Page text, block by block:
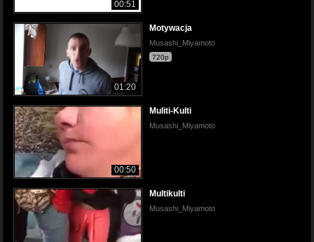
00:51
01:20
Motywacja
Musashi_Miyamoto
720p
00:50
Muliti-Kulti
Musashi_Miyamoto
Multikulti
Musashi_Miyamoto